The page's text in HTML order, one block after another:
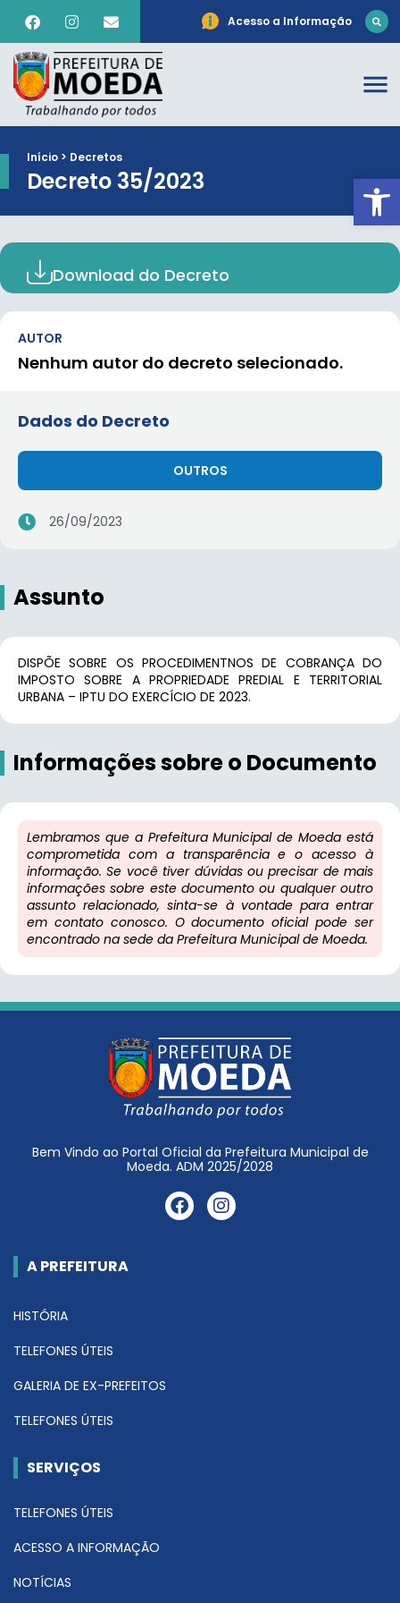
Acesso a Informação
Início > Decretos
Decreto 35/2023
Download do Decreto
AUTOR
Nenhum autor do decreto selecionado.
Dados do Decreto
OUTROS
26/09/2023
Assunto
DISPÕE SOBRE OS PROCEDIMENTNOS DE COBRANÇA DO
IMPOSTO SOBRE A PROPRIEDADE PREDIAL E TERRITORIAL
URBANA – IPTU DO EXERCÍCIO DE 2023.
Informações sobre o Documento
Lembramos que a Prefeitura Municipal de Moeda está
comprometida com a transparência e o acesso à
informação. Se você tiver dúvidas ou precisar de mais
informações sobre este documento ou qualquer outro
assunto relacionado, sinta-se à vontade para entrar
em contato conosco. O documento oficial pode ser
encontrado na sede da Prefeitura Municipal de Moeda.
Bem Vindo ao Portal Oficial da Prefeitura Municipal de
Moeda. ADM 2025/2028
A PREFEITURA
HISTÓRIA
TELEFONES ÚTEIS
GALERIA DE EX-PREFEITOS
TELEFONES ÚTEIS
SERVIÇOS
TELEFONES ÚTEIS
ACESSO A INFORMAÇÃO
NOTÍCIAS